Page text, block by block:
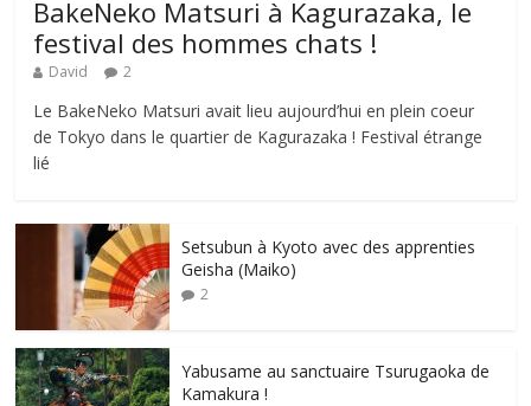
BakeNeko Matsuri à Kagurazaka, le
festival des hommes chats !
David 2
Le BakeNeko Matsuri avait lieu aujourd’hui en plein coeur
de Tokyo dans le quartier de Kagurazaka ! Festival étrange
lié
Setsubun à Kyoto avec des apprenties
Geisha (Maiko)
2
Yabusame au sanctuaire Tsurugaoka de
Kamakura !